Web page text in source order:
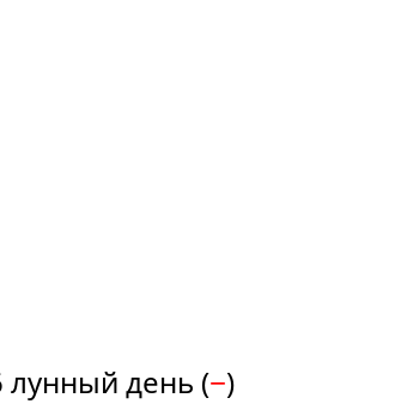
лунный день (−)